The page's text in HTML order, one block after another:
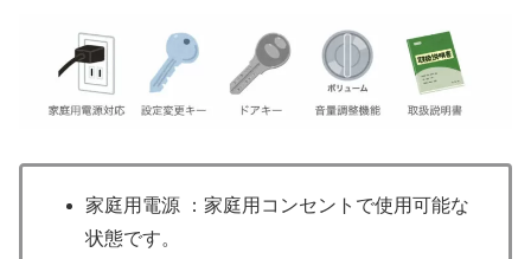
家庭用電源 ：家庭用コンセントで使用可能な
状態です。